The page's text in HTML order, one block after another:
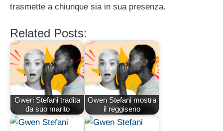
trasmette a chiunque sia in sua presenza.
Related Posts:
Gwen Stefani tradita
da suo marito
Gwen Stefani mostra
il reggiseno